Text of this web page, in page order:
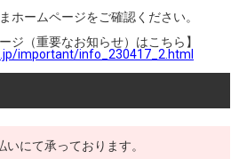
ホームページをご確認ください。
ジ（重要なお知らせ）はこちら】
important/info_230417_2.html
にて承っております。